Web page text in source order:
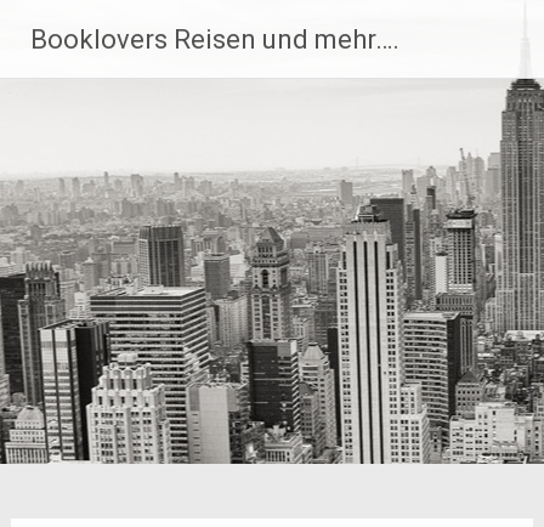
Inhalt
springen
Booklovers Reisen und mehr….